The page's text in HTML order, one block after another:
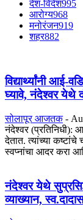
देश-विदेश995
आरोग्य968
मनोरंजन919
शहर882
विद्यार्थ्यांनी आई-
घ्यावे, नंदेश्वर येथे
सोलापूर आजतक -
नंदेश्वर (प्रतिनिधी):
देतात. त्यांच्या कष्टांचे
स्वप्नांचा आदर करा
नंदेश्वर येथे
व्याख्यान,